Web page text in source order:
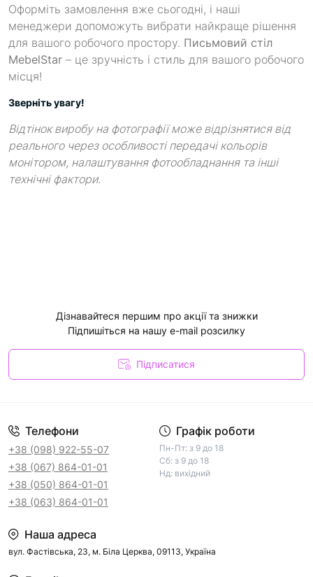
Оформіть замовлення вже сьогодні, і наші
менеджери допоможуть вибрати найкраще рішення
для вашого робочого простору. Письмовий стіл
MebelStar – це зручність і стиль для вашого робочого
місця!
Зверніть увагу!
Відтінок виробу на фотографії може відрізнятися від
реального через особливості передачі кольорів
монітором, налаштування фотообладнання та інші
технічні фактори.
Дізнавайтеся першим про акції та знижки
Підпишіться на нашу e-mail розсилку
Підписатися
Телефони
+38 (098) 922-55-07
+38 (067) 864-01-01
+38 (050) 864-01-01
+38 (063) 864-01-01
Графік роботи
Пн-Пт: з 9 до 18
Сб: з 9 до 18
Нд: вихідний
Наша адреса
вул. Фастівська, 23, м. Біла Церква, 09113, Україна